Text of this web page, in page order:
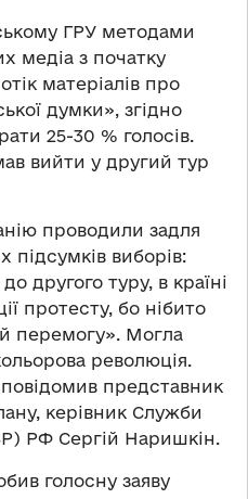
ГРУ методами
медіа з початку
матеріалів про
думки», згідно
25-30 % голосів.
вийти у другий тур
проводили задля
підсумків виборів:
другого туру, в країні
протесту, бо нібито
перемогу». Могла
революція.
представник
керівник Служби
РФ Сергій Наришкін.
голосну заяву